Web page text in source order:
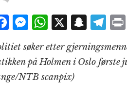
F
a
c
e
b
M
e
ss
e
n
W
at
s
A
X S
n
a
p
T
e
g
søker etter
på Holmen i Oslo første
NTB scanpix)